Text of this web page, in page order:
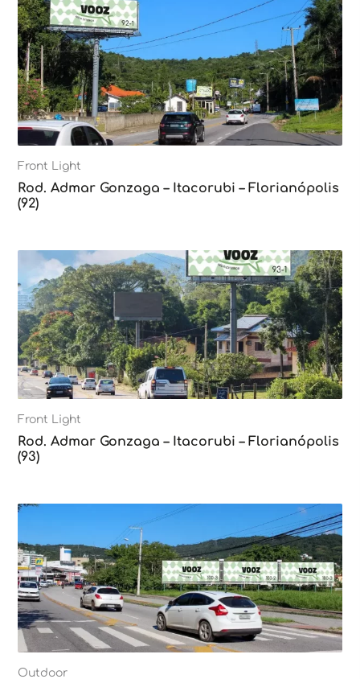
Front Light
Rod. Admar Gonzaga – Itacorubi – Florianópolis
(92)
Front Light
Rod. Admar Gonzaga – Itacorubi – Florianópolis
(93)
Outdoor